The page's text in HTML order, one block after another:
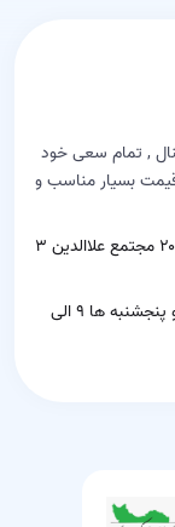
, تمام سعی خود
قیمت بسیار مناسب و
تهران،چهارراه حافظ ،خیابان حافظ، پلاک ۲۰۰ مجتمع علاالدین ۳
09366307717 | روز های کاری ۹ الی ۱۸ و پنجشنبه ها ۹ الی